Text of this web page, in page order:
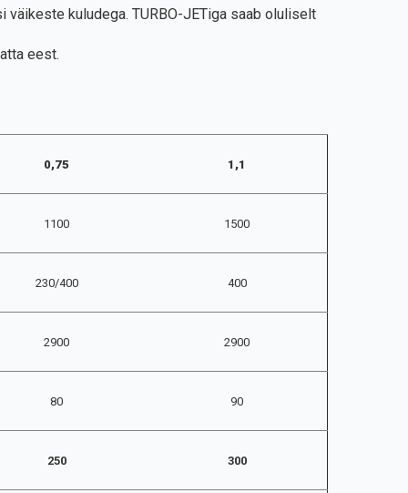
kuludega. TURBO-JETiga saab oluliselt
eest.
0,75 1,1
1100 1500
230/400 400
2900 2900
80 90
250 300